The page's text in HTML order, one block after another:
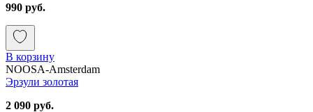
990 руб.
В корзину
NOOSA-Amsterdam
Эрзули золотая
2 090 руб.